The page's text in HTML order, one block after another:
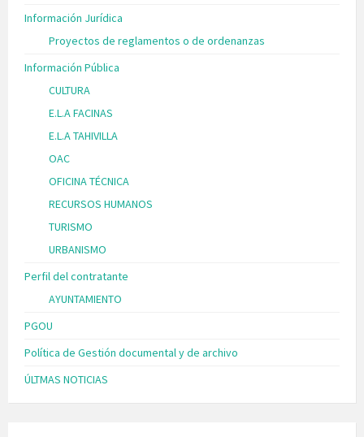
Información Jurídica
Proyectos de reglamentos o de ordenanzas
Información Pública
CULTURA
E.L.A FACINAS
E.L.A TAHIVILLA
OAC
OFICINA TÉCNICA
RECURSOS HUMANOS
TURISMO
URBANISMO
Perfil del contratante
AYUNTAMIENTO
PGOU
Política de Gestión documental y de archivo
ÚLTMAS NOTICIAS